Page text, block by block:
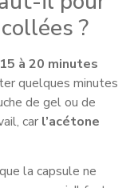
?
15 à 20 minutes
quelques minutes
de gel ou de
car l’acétone
la capsule ne